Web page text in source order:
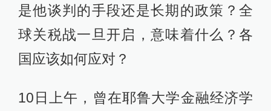
是他谈判的手段还是长期的政策？全
球关税战一旦开启，意味着什么？各
国应该如何应对？
10日上午，曾在耶鲁大学金融经济学